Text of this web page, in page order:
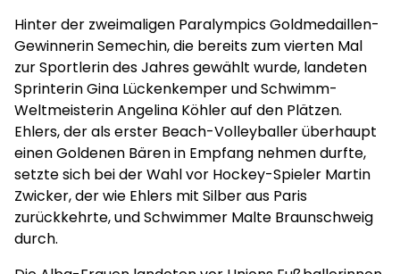
Hinter der zweimaligen Paralympics Goldmedaillen-
Gewinnerin Semechin, die bereits zum vierten Mal
zur Sportlerin des Jahres gewählt wurde, landeten
Sprinterin Gina Lückenkemper und Schwimm-
Weltmeisterin Angelina Köhler auf den Plätzen.
Ehlers, der als erster Beach-Volleyballer überhaupt
einen Goldenen Bären in Empfang nehmen durfte,
setzte sich bei der Wahl vor Hockey-Spieler Martin
Zwicker, der wie Ehlers mit Silber aus Paris
zurückkehrte, und Schwimmer Malte Braunschweig
durch.